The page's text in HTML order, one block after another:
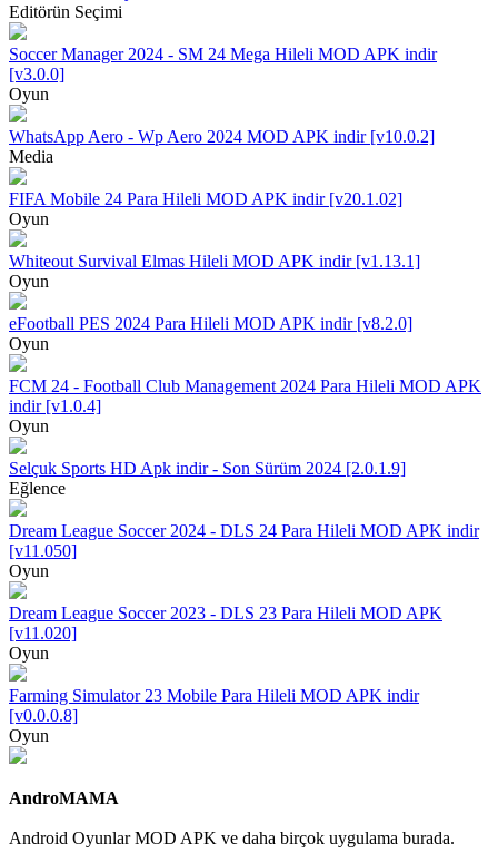
Editörün Seçimi
Soccer Manager 2024 - SM 24 Mega Hileli MOD APK indir
[v3.0.0]
Oyun
WhatsApp Aero - Wp Aero 2024 MOD APK indir [v10.0.2]
Media
FIFA Mobile 24 Para Hileli MOD APK indir [v20.1.02]
Oyun
Whiteout Survival Elmas Hileli MOD APK indir [v1.13.1]
Oyun
eFootball PES 2024 Para Hileli MOD APK indir [v8.2.0]
Oyun
FCM 24 - Football Club Management 2024 Para Hileli MOD APK
indir [v1.0.4]
Oyun
Selçuk Sports HD Apk indir - Son Sürüm 2024 [2.0.1.9]
Eğlence
Dream League Soccer 2024 - DLS 24 Para Hileli MOD APK indir
[v11.050]
Oyun
Dream League Soccer 2023 - DLS 23 Para Hileli MOD APK
[v11.020]
Oyun
Farming Simulator 23 Mobile Para Hileli MOD APK indir
[v0.0.0.8]
Oyun
AndroMAMA
Android Oyunlar MOD APK ve daha birçok uygulama burada.